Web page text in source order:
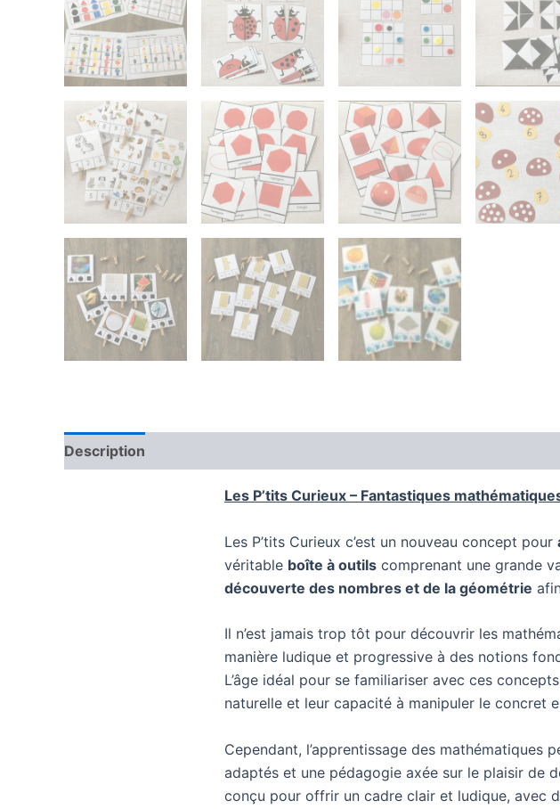
Description
Les P’tits Curieux – Fantastiques
Les P’tits Curieux c’est un nouveau concept pour
véritable boîte à outils comprenant une grande
découverte des nombres et de la géométrie
Il n’est jamais trop tôt pour découvrir les
manière ludique et progressive à des notions
L’âge idéal pour se familiariser avec ces
naturelle et leur capacité à manipuler le concret
Cependant, l’apprentissage des mathématiques
adaptés et une pédagogie axée sur le plaisir de
conçu pour offrir un cadre clair et ludique, avec
enfants dans
Inscris-toi à la
aux deux !) et
guide
ton enfant en IEF
l'école, sans
Newsletter pédagogique -
Newsletter spécial IEF -
confiance.
En continuant, vous